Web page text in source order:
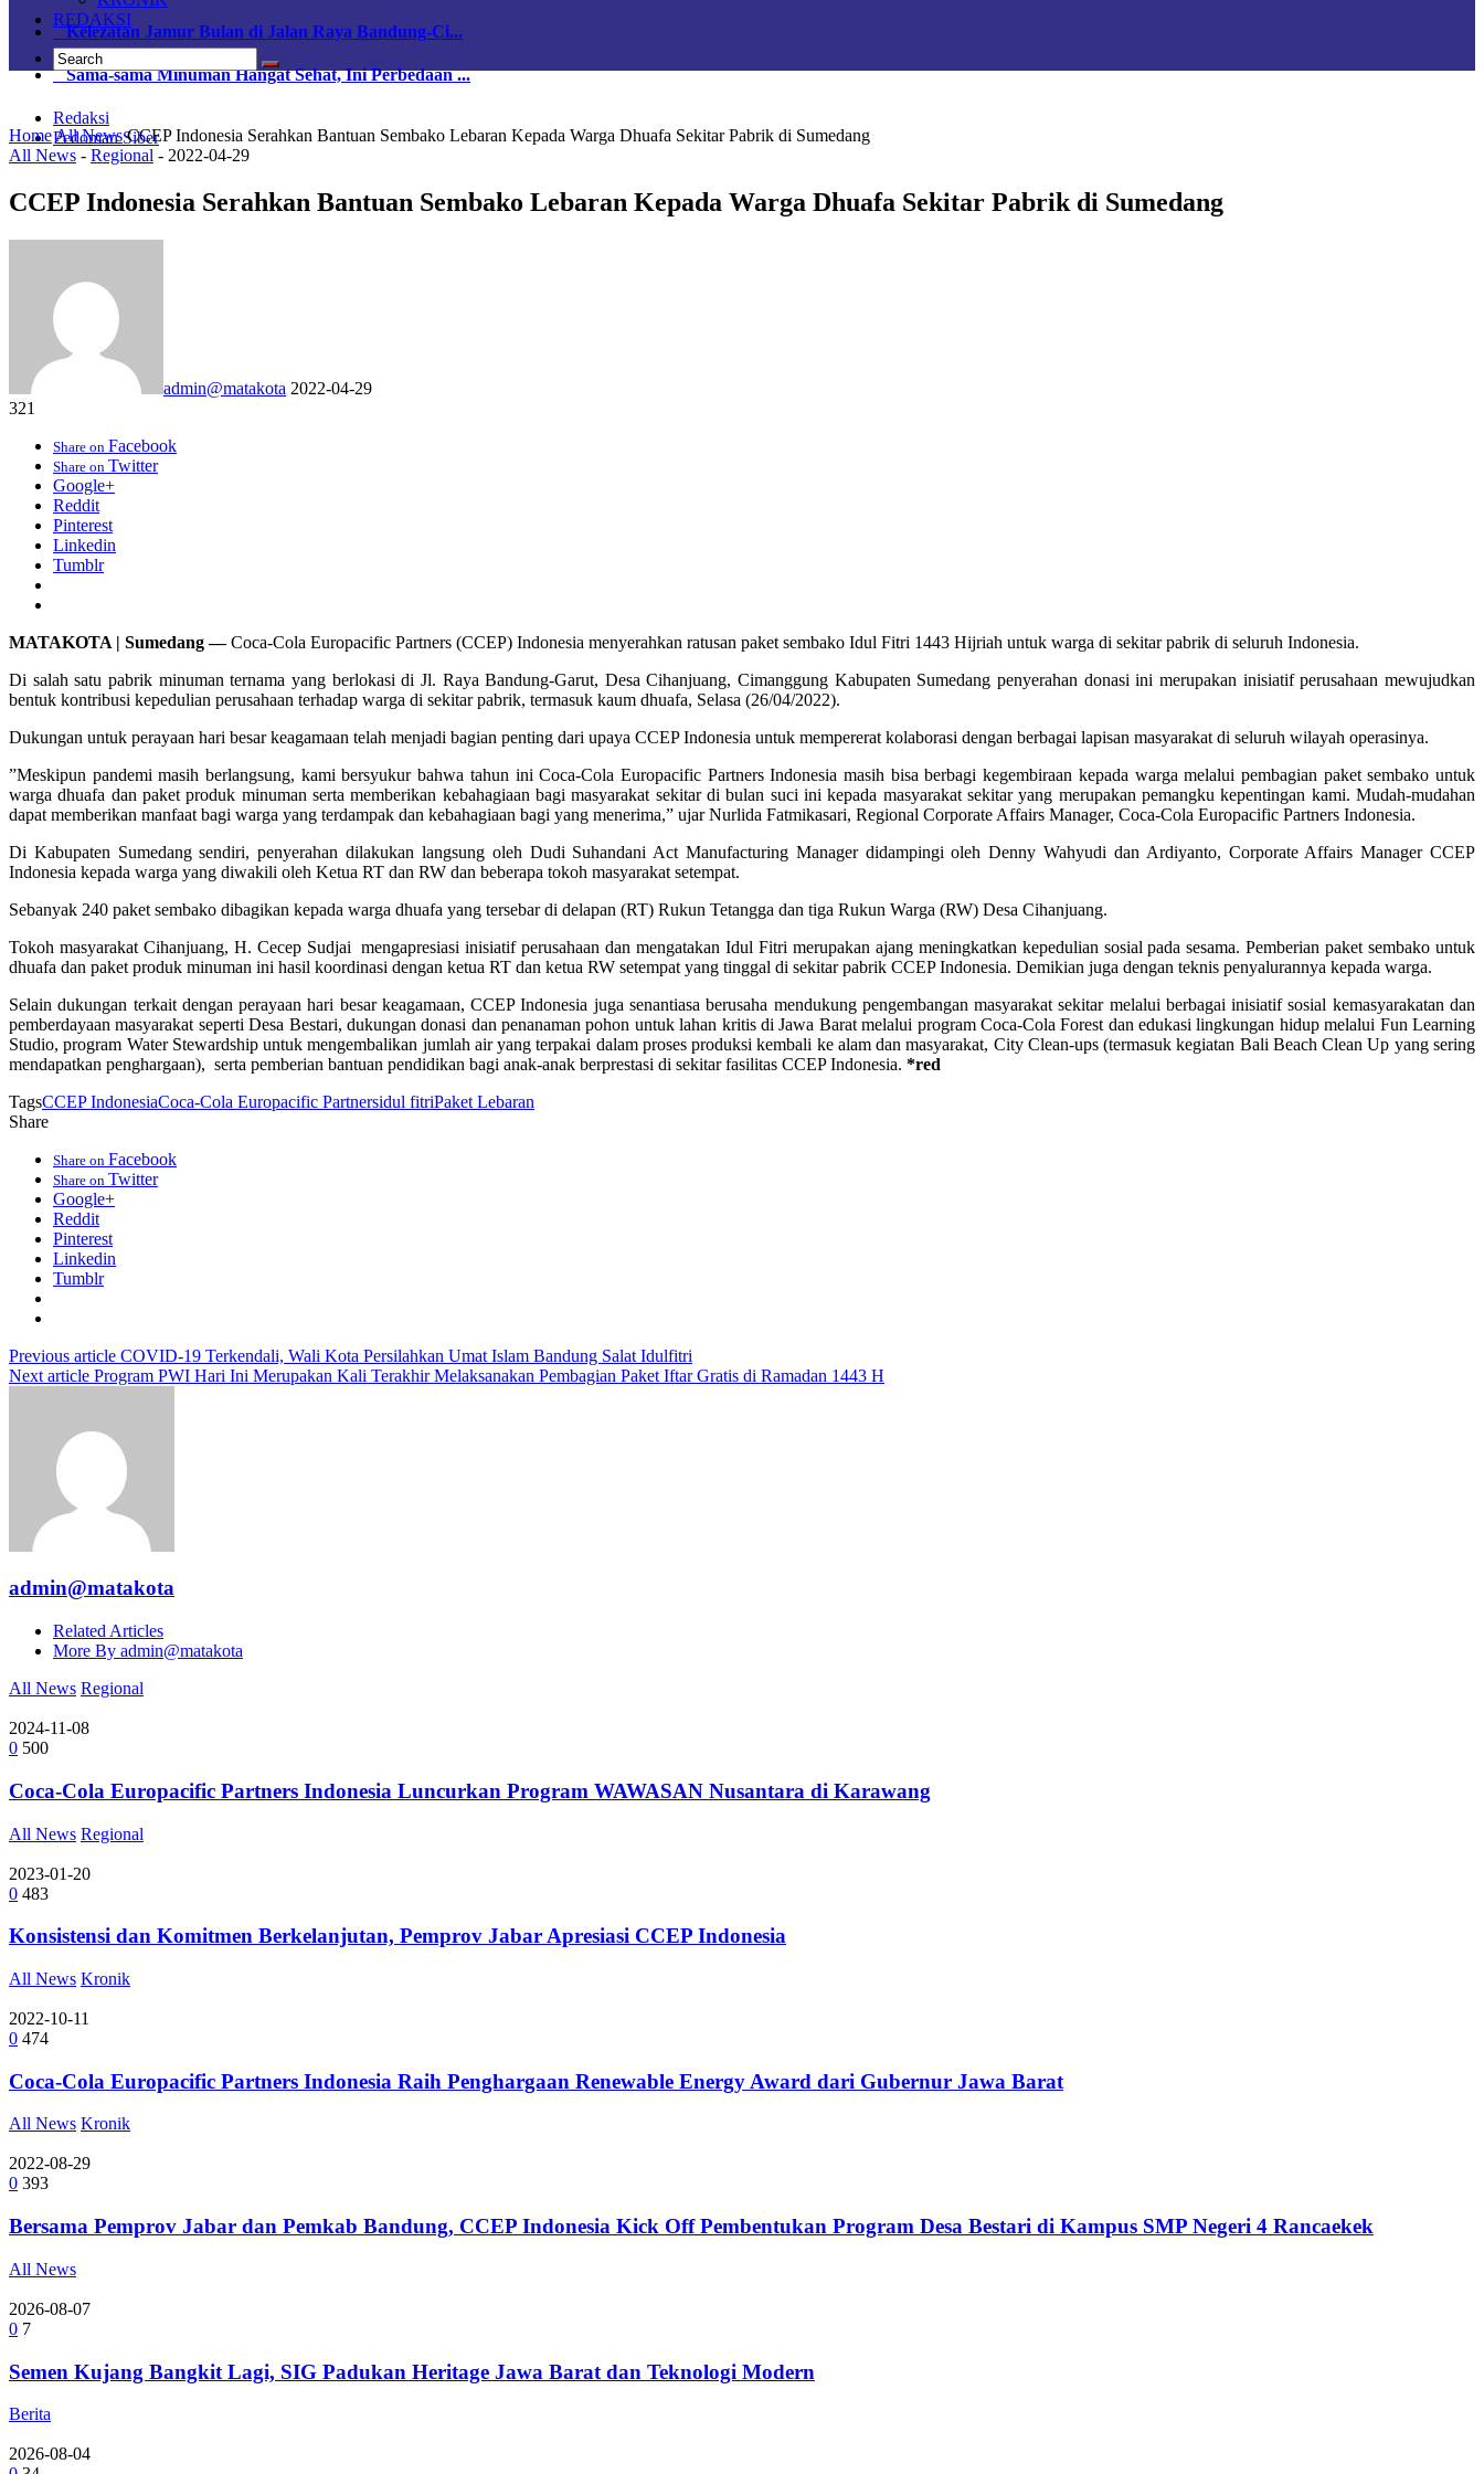
Kelezatan Jamur Bulan di Jalan Raya Bandung-Ci...
Sama-sama Minuman Hangat Sehat, Ini Perbedaan ...
Redaksi
Pedoman Siber
REDAKSI
HomeAll News CCEP Indonesia Serahkan Bantuan Sembako Lebaran Kepada Warga Dhuafa Sekitar Pabrik di Sumedang
All News - Regional - 2022-04-29
CCEP Indonesia Serahkan Bantuan Sembako Lebaran Kepada Warga Dhuafa Sekitar Pabrik di Sumedang
admin@matakota 2022-04-29
321
Share on Facebook
Share on Twitter
Google+
Reddit
Pinterest
Linkedin
Tumblr
MATAKOTA | Sumedang —Coca-Cola Europacific Partners (CCEP) Indonesia menyerahkan ratusan paket sembako Idul Fitri 1443 Hijriah untuk warga di sekitar pabrik di seluruh Indonesia.
Di salah satu pabrik minuman ternama yang berlokasi di Jl. Raya Bandung-Garut, Desa Cihanjuang, Cimanggung Kabupaten Sumedang penyerahan donasi ini merupakan inisiatif perusahaan mewujudkan
bentuk kontribusi kepedulian perusahaan terhadap warga di sekitar pabrik, termasuk kaum dhuafa, Selasa (26/04/2022).
Dukungan untuk perayaan hari besar keagamaan telah menjadi bagian penting dari upaya CCEP Indonesia untuk mempererat kolaborasi dengan berbagai lapisan masyarakat di seluruh wilayah operasinya.
”Meskipun pandemi masih berlangsung, kami bersyukur bahwa tahun ini Coca-Cola Europacific Partners Indonesia masih bisa berbagi kegembiraan kepada warga melalui pembagian paket sembako untuk
warga dhuafa dan paket produk minuman serta memberikan kebahagiaan bagi masyarakat sekitar di bulan suci ini kepada masyarakat sekitar yang merupakan pemangku kepentingan kami. Mudah-mudahan
dapat memberikan manfaat bagi warga yang terdampak dan kebahagiaan bagi yang menerima,” ujar Nurlida Fatmikasari, Regional Corporate Affairs Manager, Coca-Cola Europacific Partners Indonesia.
Di Kabupaten Sumedang sendiri, penyerahan dilakukan langsung oleh Dudi Suhandani Act Manufacturing Manager didampingi oleh Denny Wahyudi dan Ardiyanto, Corporate Affairs Manager CCEP
Indonesia kepada warga yang diwakili oleh Ketua RT dan RW dan beberapa tokoh masyarakat setempat.
Sebanyak 240 paket sembako dibagikan kepada warga dhuafa yang tersebar di delapan (RT) Rukun Tetangga dan tiga Rukun Warga (RW) Desa Cihanjuang.
Tokoh masyarakat Cihanjuang, H. Cecep Sudjai mengapresiasi inisiatif perusahaan dan mengatakan Idul Fitri merupakan ajang meningkatkan kepedulian sosial pada sesama. Pemberian paket sembako untuk
dhuafa dan paket produk minuman ini hasil koordinasi dengan ketua RT dan ketua RW setempat yang tinggal di sekitar pabrik CCEP Indonesia. Demikian juga dengan teknis penyalurannya kepada warga.
Selain dukungan terkait dengan perayaan hari besar keagamaan, CCEP Indonesia juga senantiasa berusaha mendukung pengembangan masyarakat sekitar melalui berbagai inisiatif sosial kemasyarakatan dan
pemberdayaan masyarakat seperti Desa Bestari, dukungan donasi dan penanaman pohon untuk lahan kritis di Jawa Barat melalui program Coca-Cola Forest dan edukasi lingkungan hidup melalui Fun Learning
Studio, program Water Stewardship untuk mengembalikan jumlah air yang terpakai dalam proses produksi kembali ke alam dan masyarakat, City Clean-ups (termasuk kegiatan Bali Beach Clean Up yang sering
mendapatkan penghargaan), serta pemberian bantuan pendidikan bagi anak-anak berprestasi di sekitar fasilitas CCEP Indonesia. *red
TagsCCEP IndonesiaCoca-Cola Europacific Partnersidul fitriPaket Lebaran
Share
Share on Facebook
Share on Twitter
Google+
Reddit
Pinterest
Linkedin
Tumblr
Previous article COVID-19 Terkendali, Wali Kota Persilahkan Umat Islam Bandung Salat Idulfitri
Next article Program PWI Hari Ini Merupakan Kali Terakhir Melaksanakan Pembagian Paket Iftar Gratis di Ramadan 1443 H
admin@matakota
Related Articles
More By admin@matakota
All News Regional
2024-11-08
0 500
Coca-Cola Europacific Partners Indonesia Luncurkan Program WAWASAN Nusantara di Karawang
All News Regional
2023-01-20
0 483
Konsistensi dan Komitmen Berkelanjutan, Pemprov Jabar Apresiasi CCEP Indonesia
All News Kronik
2022-10-11
0 474
Coca-Cola Europacific Partners Indonesia Raih Penghargaan Renewable Energy Award dari Gubernur Jawa Barat
All News Kronik
2022-08-29
0 393
Bersama Pemprov Jabar dan Pemkab Bandung, CCEP Indonesia Kick Off Pembentukan Program Desa Bestari di Kampus SMP Negeri 4 Rancaekek
All News
2026-08-07
0 7
Semen Kujang Bangkit Lagi, SIG Padukan Heritage Jawa Barat dan Teknologi Modern
Berita
2026-08-04